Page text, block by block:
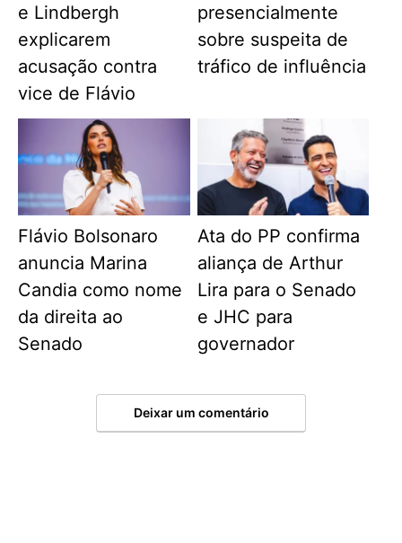
e Lindbergh
explicarem
acusação contra
vice de Flávio
presencialmente
sobre suspeita de
tráfico de influência
Flávio Bolsonaro
anuncia Marina
Candia como nome
da direita ao
Senado
Ata do PP confirma
aliança de Arthur
Lira para o Senado
e JHC para
governador
Deixar um comentário